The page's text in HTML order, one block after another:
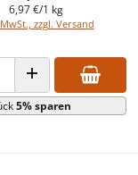
6,97 €/1 kg
zzgl. Versand
ANZAHL ERHÖHEN
5% sparen